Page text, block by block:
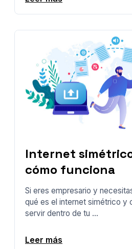
Internet
cómo funciona
Si eres empresario y
qué es el internet simétrico y
servir dentro de tu ...
Leer más